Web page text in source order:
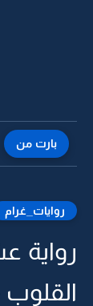
بارت من
روايات_غرام
رواية
القلوب -